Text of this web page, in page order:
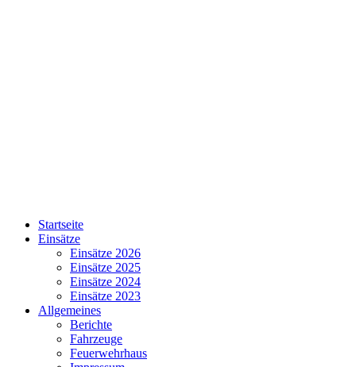
Startseite
Einsätze
Einsätze 2026
Einsätze 2025
Einsätze 2024
Einsätze 2023
Allgemeines
Berichte
Fahrzeuge
Feuerwehrhaus